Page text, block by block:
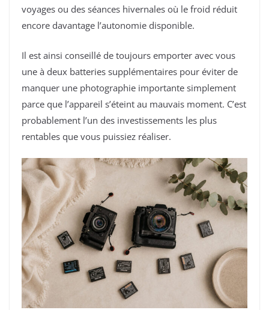
voyages ou des séances hivernales où le froid réduit
encore davantage l’autonomie disponible.
Il est ainsi conseillé de toujours emporter avec vous
une à deux batteries supplémentaires pour éviter de
manquer une photographie importante simplement
parce que l’appareil s’éteint au mauvais moment. C’est
probablement l’un des investissements les plus
rentables que vous puissiez réaliser.